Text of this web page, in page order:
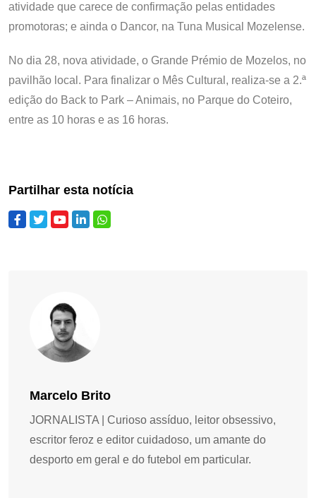
atividade que carece de confirmação pelas entidades
promotoras; e ainda o Dancor, na Tuna Musical Mozelense.
No dia 28, nova atividade, o Grande Prémio de Mozelos, no
pavilhão local. Para finalizar o Mês Cultural, realiza-se a 2.ª
edição do Back to Park – Animais, no Parque do Coteiro,
entre as 10 horas e as 16 horas.
Partilhar esta notícia
Marcelo Brito
JORNALISTA | Curioso assíduo, leitor obsessivo,
escritor feroz e editor cuidadoso, um amante do
desporto em geral e do futebol em particular.